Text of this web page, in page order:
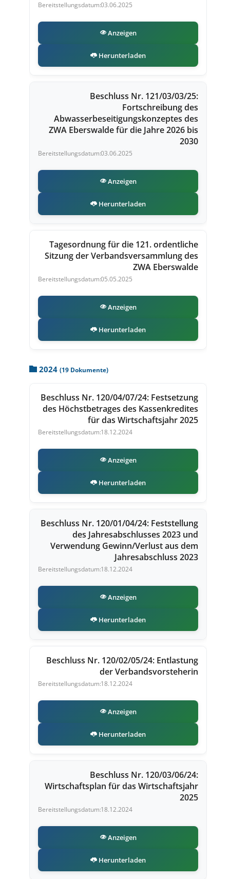
03.06.2025
Anzeigen
Herunterladen
Beschluss Nr. 121/03/03/25:
Fortschreibung des
Abwasserbeseitigungskonzeptes des
ZWA Eberswalde für die Jahre 2026 bis
2030
03.06.2025
Anzeigen
Herunterladen
Tagesordnung für die 121. ordentliche
Sitzung der Verbandsversammlung des
ZWA Eberswalde
05.05.2025
Anzeigen
Herunterladen
2024 (19 Dokumente)
Beschluss Nr. 120/04/07/24: Festsetzung
des Höchstbetrages des Kassenkredites
für das Wirtschaftsjahr 2025
18.12.2024
Anzeigen
Herunterladen
Beschluss Nr. 120/01/04/24: Feststellung
des Jahresabschlusses 2023 und
Verwendung Gewinn/Verlust aus dem
Jahresabschluss 2023
18.12.2024
Anzeigen
Herunterladen
Beschluss Nr. 120/02/05/24: Entlastung
der Verbandsvorsteherin
18.12.2024
Anzeigen
Herunterladen
Beschluss Nr. 120/03/06/24:
Wirtschaftsplan für das Wirtschaftsjahr
2025
18.12.2024
Anzeigen
Herunterladen